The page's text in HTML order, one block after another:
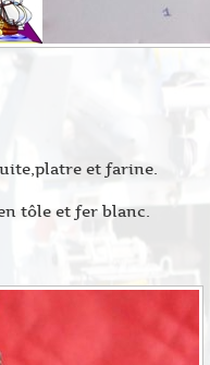
et farine.
tôle et fer blanc.